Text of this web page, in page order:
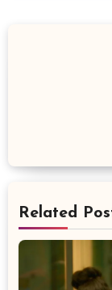
Related